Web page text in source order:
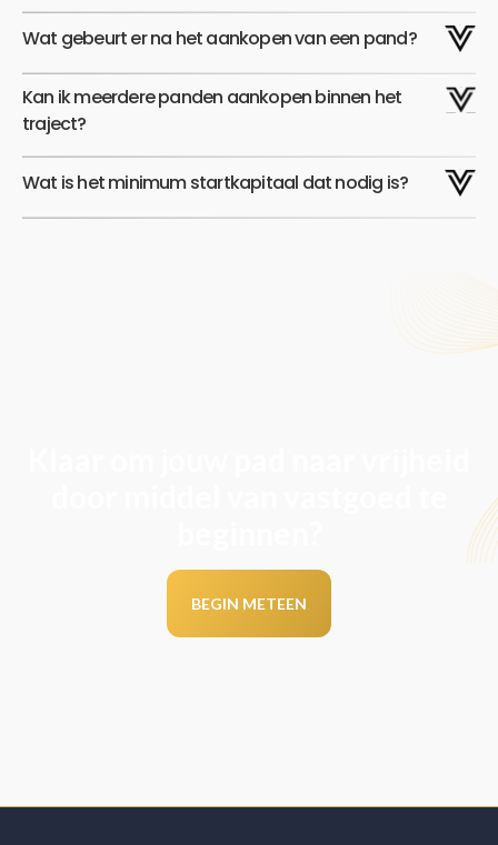
Ja, via onze netwerkpartners is beheer en verhuur
mogelijk.
Wat gebeurt er na het aankopen van een pand?
Je wordt begeleid bij taxatie, financiering,
verbouwing en verhuur.
Kan ik meerdere panden aankopen binnen het
traject?
Ja, indien je liquiditeit het toelaat is dit zeker
mogelijk.
Wat is het minimum startkapitaal dat nodig is?
Dat hangt af van de markt, maar gemiddeld is
BEGIN METEEN